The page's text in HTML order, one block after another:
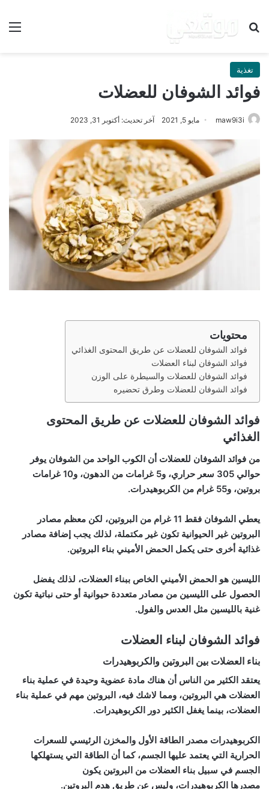
بحث عن
تغذية
فوائد الشوفان للعضلات
maw9i3i مايو 5, 2021 آخر تحديث: أكتوبر 31, 2023
محتويات
فوائد الشوفان للعضلات عن طريق المحتوى الغذائي
فوائد الشوفان لبناء العضلات
فوائد الشوفان للعضلات والسيطرة على الوزن
فوائد الشوفان للعضلات وطرق تحضيره
فوائد الشوفان للعضلات عن طريق المحتوى
الغذائي
من فوائد الشوفان للعضلات أن الكوب الواحد من الشوفان يوفر
حوالي
و5 غرامات من الدهون، و10 غرامات
بروتين، و55 غرام من
الكربوهيدرات.
يعطي الشوفان فقط 11 غرام من البروتين، لكن معظم مصادر
البروتين غير الحيوانية تكون غير مكتملة، لذلك يجب إضافة مصادر
غذائية أخرى حتى يكمل الحمض الأميني بناء البروتين.
الليسين هو الحمض الأميني الخاص ببناء العضلات، لذلك يفضل
الحصول على الليسين من مصادر متعددة حيوانية أو حتى نباتية تكون
غنية بالليسين مثل العدس والفول.
فوائد الشوفان لبناء العضلات
بناء العضلات بين البروتين والكربوهيدرات
يعتقد الكثير من الناس أن هناك مادة عضوية وحيدة في عملية بناء
العضلات هي البروتين، ومما لاشك فيه، البروتين مهم في عملية بناء
العضلات، بينما يغفل الكثير دور الكربوهيدرات.
الكربوهيدرات مصدر الطاقة الأول والمخزن الرئيسي للسعرات
الحرارية التي يعتمد عليها الجسم، كما أن الطاقة التي يستهلكها
الجسم في سبيل بناء العضلات من البروتين يكون
مصدرها الكربوهيدرات، وليس عن طريق هدم البروتين.